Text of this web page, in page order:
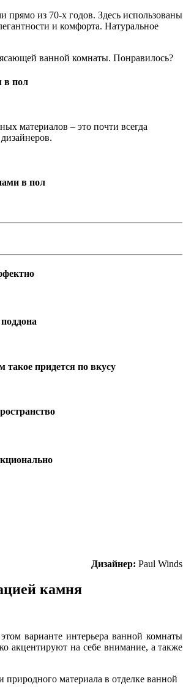
прямо из 70-х годов. Здесь использованы
и комфорта. Натуральное
ванной комнаты. Понравилось?
в пол
материалов – это почти всегда
в пол
придется по вкусу
Дизайнер: Paul Winds
камня
варианте интерьера ванной комнаты
акцентируют на себе внимание, а также
материала в отделке ванной